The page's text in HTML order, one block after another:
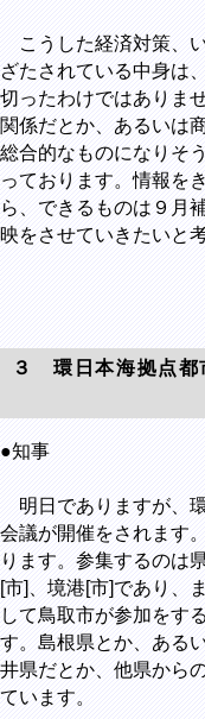
こうした経済対策、
ざたされている中身は
切ったわけではありま
関係だとか、あるいは
総合的なものになりそ
っております。情報を
ら、できるものは９月
映をさせていきたいと
３ 環日本海拠点都
●知事
明日でありますが、
会議が開催をされます
ります。参集するのは
[市]、境港[市]であり、
して鳥取市が参加をす
す。島根県とか、ある
井県だとか、他県から
ています。